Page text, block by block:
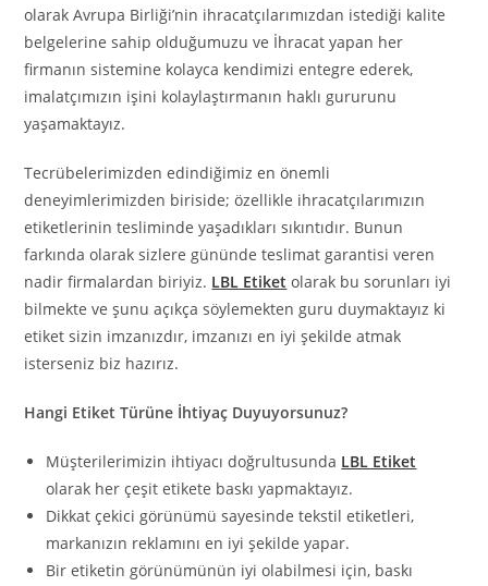
olarak Avrupa Birliği’nin ihracatçılarımızdan istediği kalite
belgelerine sahip olduğumuzu ve İhracat yapan her
firmanın sistemine kolayca kendimizi entegre ederek,
imalatçımızın işini kolaylaştırmanın haklı gururunu
yaşamaktayız.
Tecrübelerimizden edindiğimiz en önemli
deneyimlerimizden biriside; özellikle ihracatçılarımızın
etiketlerinin tesliminde yaşadıkları sıkıntıdır. Bunun
farkında olarak sizlere gününde teslimat garantisi veren
nadir firmalardan biriyiz. LBL Etiket olarak bu sorunları iyi
bilmekte ve şunu açıkça söylemekten guru duymaktayız ki
etiket sizin imzanızdır, imzanızı en iyi şekilde atmak
isterseniz biz hazırız.
Hangi Etiket Türüne İhtiyaç Duyuyorsunuz?
Müşterilerimizin ihtiyacı doğrultusunda LBL Etiket
olarak her çeşit etikete baskı yapmaktayız.
Dikkat çekici görünümü sayesinde tekstil etiketleri,
markanızın reklamını en iyi şekilde yapar.
Bir etiketin görünümünün iyi olabilmesi için, baskı